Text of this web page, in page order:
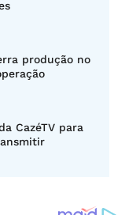
produção no
CazéTV para